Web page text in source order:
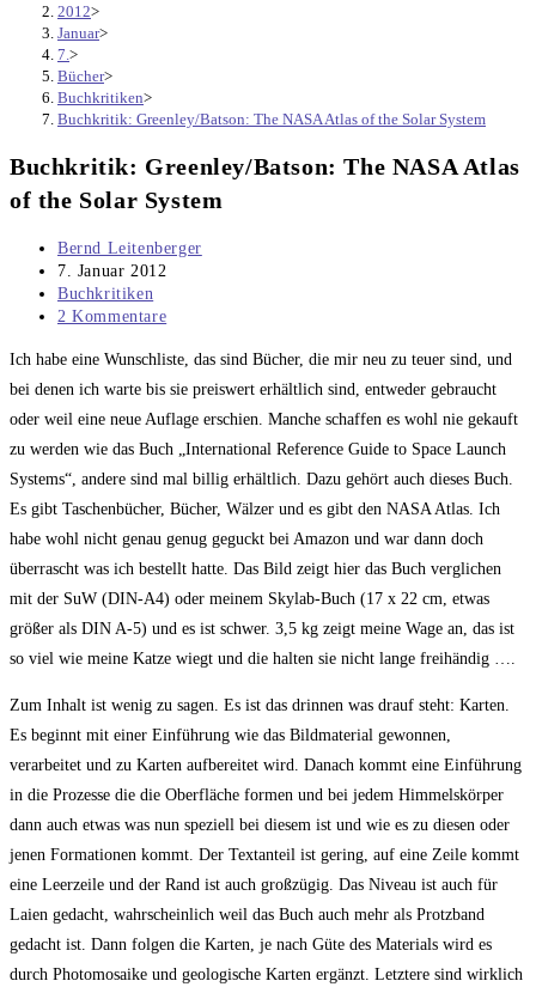
2012>
Januar>
7. >
Bücher>
Buchkritiken>
Buchkritik: Greenley/Batson: The NASA Atlas of the Solar System
Buchkritik: Greenley/Batson: The NASA Atlas
of the Solar System
Beitrags-
Autor:
Bernd Leitenberger
Beitrag
veröffentlicht:
7. Januar 2012
Beitrags-
Kategorie:
Buchkritiken
Beitrags-
2 Kommentare
Ich habe eine Wunschliste, das sind Bücher, die mir neu zu teuer sind, und
bei denen ich warte bis sie preiswert erhältlich sind, entweder gebraucht
oder weil eine neue Auflage erschien. Manche schaffen es wohl nie gekauft
zu werden wie das Buch „International Reference Guide to Space Launch
Systems“, andere sind mal billig erhältlich. Dazu gehört auch dieses Buch.
Es gibt Taschenbücher, Bücher, Wälzer und es gibt den NASA Atlas. Ich
habe wohl nicht genau genug geguckt bei Amazon und war dann doch
überrascht was ich bestellt hatte. Das Bild zeigt hier das Buch verglichen
mit der SuW (DIN-A4) oder meinem Skylab-Buch (17 x 22 cm, etwas
größer als DIN A-5) und es ist schwer. 3,5 kg zeigt meine Wage an, das ist
so viel wie meine Katze wiegt und die halten sie nicht lange freihändig ….
Zum Inhalt ist wenig zu sagen. Es ist das drinnen was drauf steht: Karten.
Es beginnt mit einer Einführung wie das Bildmaterial gewonnen,
verarbeitet und zu Karten aufbereitet wird. Danach kommt eine Einführung
in die Prozesse die die Oberfläche formen und bei jedem Himmelskörper
dann auch etwas was nun speziell bei diesem ist und wie es zu diesen oder
jenen Formationen kommt. Der Textanteil ist gering, auf eine Zeile kommt
eine Leerzeile und der Rand ist auch großzügig. Das Niveau ist auch für
Laien gedacht, wahrscheinlich weil das Buch auch mehr als Protzband
gedacht ist. Dann folgen die Karten, je nach Güte des Materials wird es
durch Photomosaike und geologische Karten ergänzt. Letztere sind wirklich